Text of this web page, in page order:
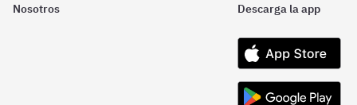
Nosotros Descarga la app